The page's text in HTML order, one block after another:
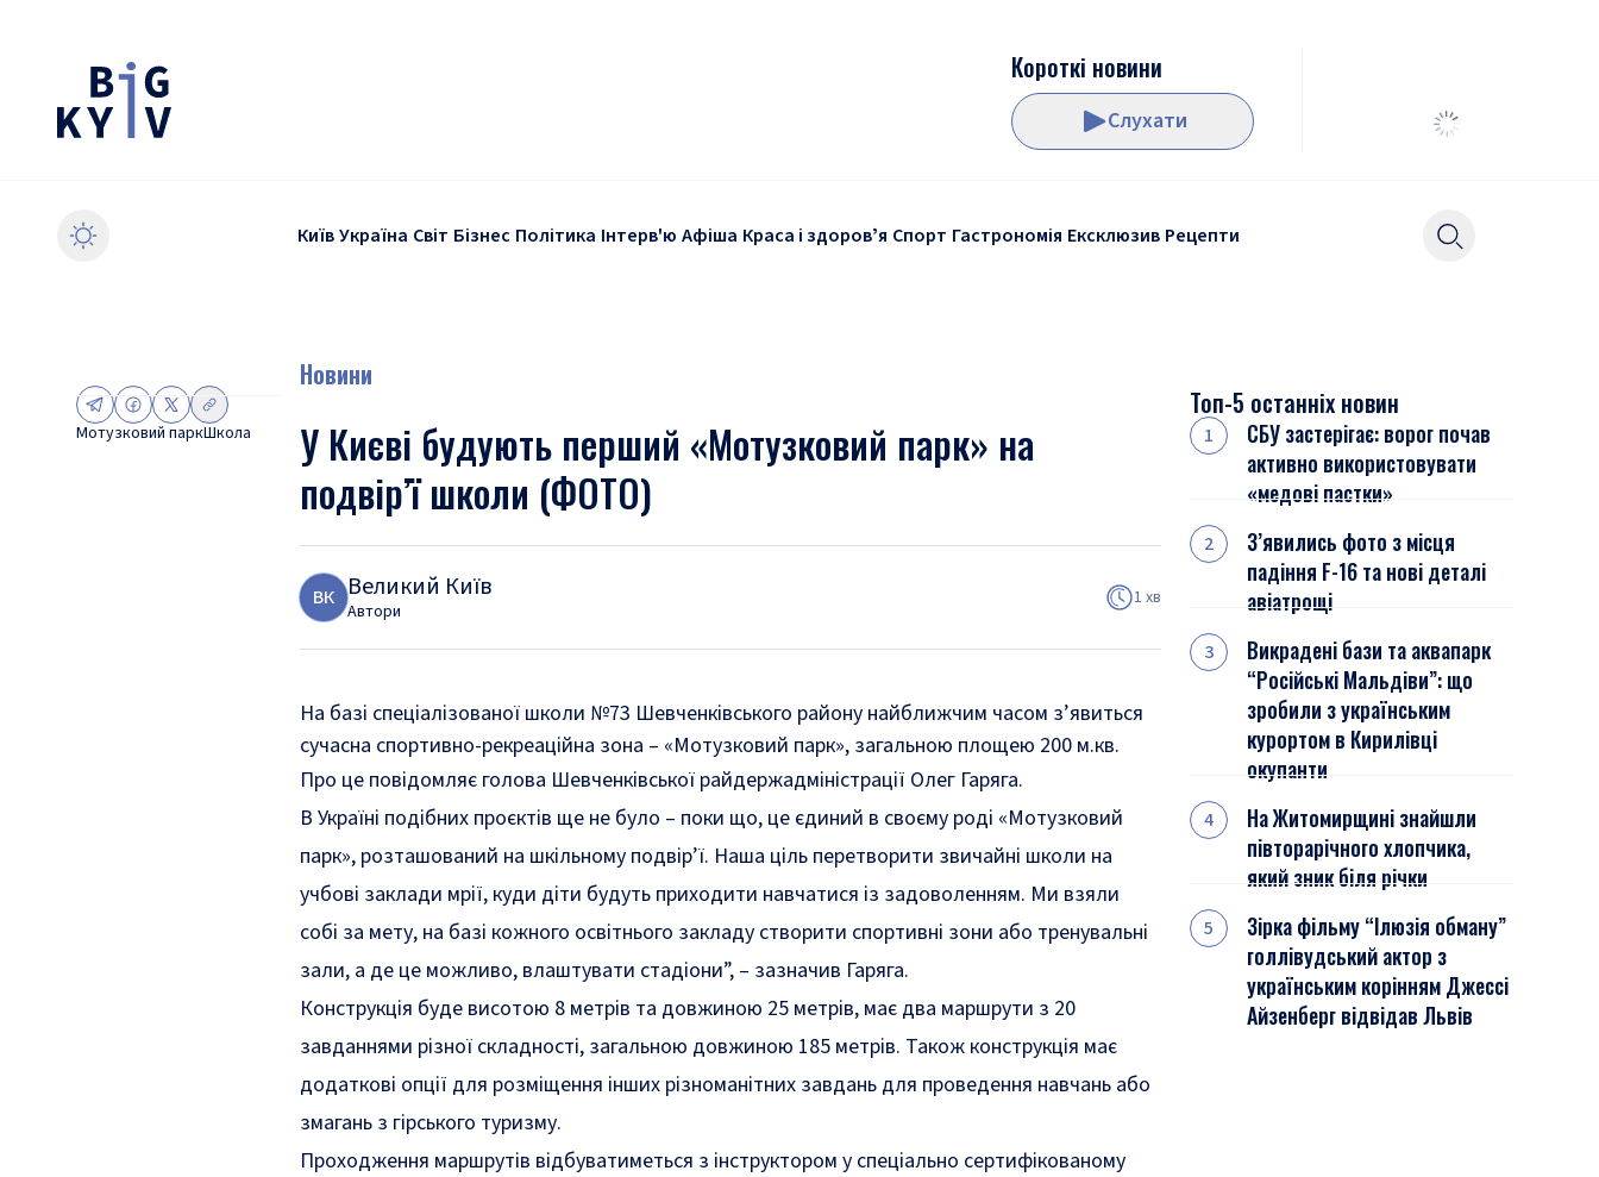
Короткі новини
Слухати
КиївУкраїна Світ Бізнес Політика Інтерв'ю Афіша Краса і здоровʼя Спорт Гастрономія Ексклюзив Рецепти
Мотузковий паркШкола
Новини
У Києві будують перший «Мотузковий парк» на
подвір’ї школи (ФОТО)
ВК Великий Київ
Автори
1 хв
На базі спеціалізованої школи №73 Шевченківського району найближчим часом з’явиться
сучасна спортивно-рекреаційна зона – «Мотузковий парк», загальною площею 200 м.кв.
Про це повідомляє голова Шевченківської райдержадміністрації Олег Гаряга.
В Україні подібних проєктів ще не було – поки що, це єдиний в своєму роді «Мотузковий
парк», розташований на шкільному подвір’ї. Наша ціль перетворити звичайні школи на
учбові заклади мрії, куди діти будуть приходити навчатися із задоволенням. Ми взяли
собі за мету, на базі кожного освітнього закладу створити спортивні зони або тренувальні
зали, а де це можливо, влаштувати стадіони”, – зазначив Гаряга.
Конструкція буде висотою 8 метрів та довжиною 25 метрів, має два маршрути з 20
завданнями різної складності, загальною довжиною 185 метрів. Також конструкція має
додаткові опції для розміщення інших різноманітних завдань для проведення навчань або
змагань з гірського туризму.
Проходження маршрутів відбуватиметься з інструктором у спеціально сертифікованому
Топ-5 останніх новин
СБУ застерігає: ворог почав
активно використовувати
«медові пастки»
З’явились фото з місця
падіння F-16 та нові деталі
авіатрощі
Викрадені бази та аквапарк
“Російські Мальдіви”: що
зробили з українським
курортом в Кирилівці
окупанти
На Житомирщині знайшли
півторарічного хлопчика,
який зник біля річки
Зірка фільму “Ілюзія обману”
голлівудський актор з
українським корінням Джессі
Айзенберг відвідав Львів